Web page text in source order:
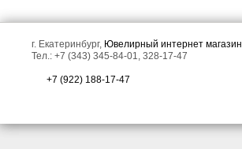
Золотая брошь с резным
арбузным турмалином 4,17
карата и цаворитами!
г. Екатеринбург, Ювелирный интернет магазин
Тел.: +7 (343) 345-84-01, 328-17-47
+7 (922) 188-17-47